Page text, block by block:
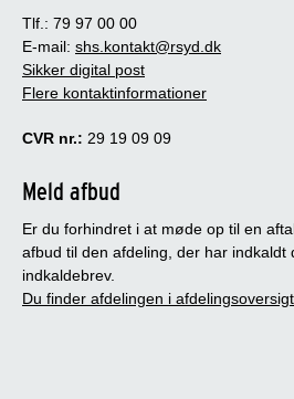
Tlf.: 79 97 00 00
E-mail: shs.kontakt@rsyd.dk
Sikker digital post
Flere kontaktinformationer
CVR nr.: 29 19 09 09
Meld afbud
Er du forhindret i at møde op til en
afbud til den afdeling, der har indkaldt
indkaldebrev.
Du finder afdelingen i